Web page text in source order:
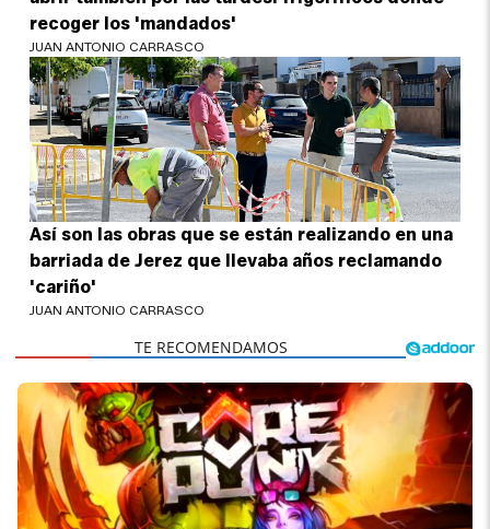
recoger los 'mandados'
JUAN ANTONIO CARRASCO
Así son las obras que se están realizando en una
barriada de Jerez que llevaba años reclamando
'cariño'
JUAN ANTONIO CARRASCO